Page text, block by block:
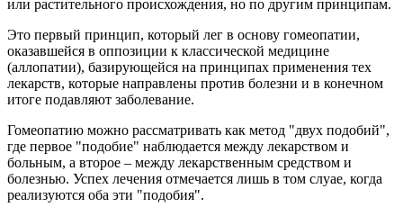
или растительного происхождения, но по другим принципам.
Это первый принцип, который лег в основу гомеопатии,
оказавшейся в оппозиции к классической медицине
(аллопатии), базирующейся на принципах применения тех
лекарств, которые направлены против болезни и в конечном
итоге подавляют заболевание.
Гомеопатию можно рассматривать как метод "двух подобий",
где первое "подобие" наблюдается между лекарством и
больным, а второе – между лекарственным средством и
болезнью. Успех лечения отмечается лишь в том слуае, когда
реализуются оба эти "подобия".